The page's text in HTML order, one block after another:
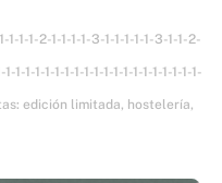
1-1-2-1-1-1-1-3-1-1-1-1-1-3-1-1-2-
1-1-1-1-1-1-1-1-1-1-1-1-1-1-1-1-1-1-1-
edición limitada, hostelería,